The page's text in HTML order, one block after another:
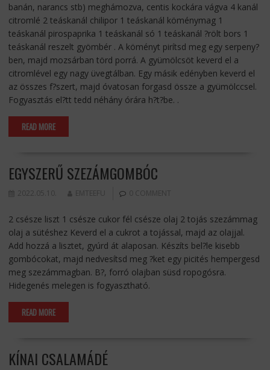
banán, narancs stb) meghámozva, centis kockára vágva 4 kanál
citromlé 2 teáskanál chilipor 1 teáskanál köménymag 1
teáskanál pirospaprika 1 teáskanál só 1 teáskanál ?rölt bors 1
teáskanál reszelt gyömbér . A köményt pirítsd meg egy serpeny?
ben, majd mozsárban törd porrá. A gyümölcsöt keverd el a
citromlével egy nagy üvegtálban. Egy másik edényben keverd el
az összes f?szert, majd óvatosan forgasd össze a gyümölccsel.
Fogyasztás el?tt tedd néhány órára h?t?be. .
READ MORE
EGYSZERŰ SZEZÁMGOMBÓC
2022.05.10. EMTEEFU 0 COMMENT
2 csésze liszt 1 csésze cukor fél csésze olaj 2 tojás szezámmag
olaj a sütéshez Keverd el a cukrot a tojással, majd az olajjal.
Add hozzá a lisztet, gyúrd át alaposan. Készíts bel?le kisebb
gombócokat, majd nedvesítsd meg ?ket egy picités hempergesd
meg szezámmagban. B?, forró olajban süsd ropogósra.
Hidegenés melegen is fogyasztható.
READ MORE
KÍNAI CSALAMÁDÉ